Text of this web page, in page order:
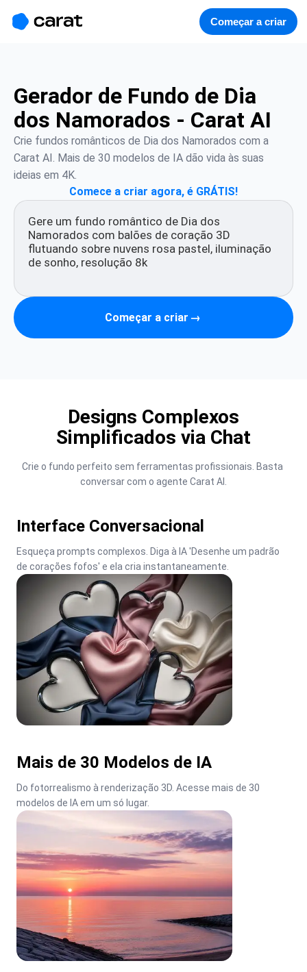
Começar a criar
Gerador de Fundo de Dia
dos Namorados - Carat AI
Crie fundos românticos de Dia dos Namorados com a
Carat AI. Mais de 30 modelos de IA dão vida às suas
ideias em 4K.
Comece a criar agora, é GRÁTIS!
Começar a criar →
Designs Complexos
Simplificados via Chat
Crie o fundo perfeito sem ferramentas profissionais. Basta
conversar com o agente Carat AI.
Interface Conversacional
Esqueça prompts complexos. Diga à IA 'Desenhe um padrão
de corações fofos' e ela cria instantaneamente.
Mais de 30 Modelos de IA
Do fotorrealismo à renderização 3D. Acesse mais de 30
modelos de IA em um só lugar.